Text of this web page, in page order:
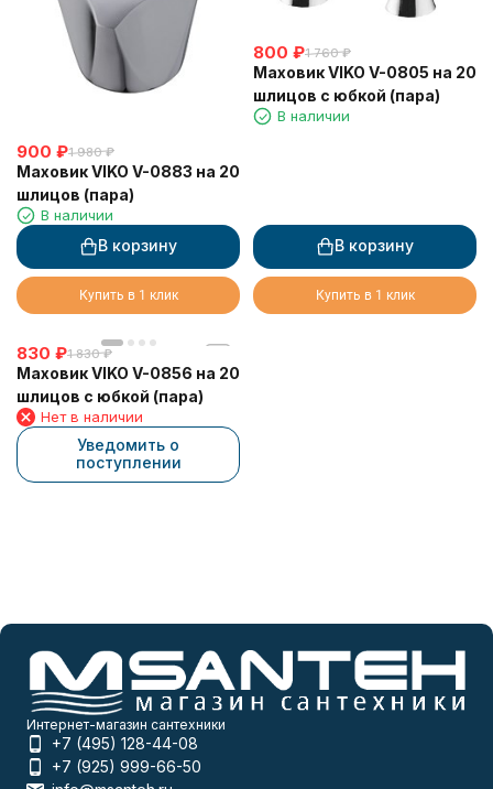
900 ₽1 980 ₽
Маховик VIKO V-0883 на 20
шлицов (пара)
В наличии
В корзину
Купить в 1 клик
800 ₽1 760 ₽
Маховик VIKO V-0805 на 20
шлицов с юбкой (пара)
В наличии
В корзину
Купить в 1 клик
830 ₽1 830 ₽
Маховик VIKO V-0856 на 20
шлицов с юбкой (пара)
Нет в наличии
Уведомить о
поступлении
Интернет-магазин сантехники
+7 (495) 128-44-08
+7 (925) 999-66-50